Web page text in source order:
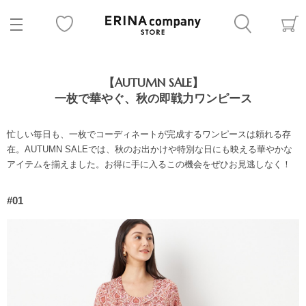
【AUTUMN SALE】
一枚で華やぐ、秋の即戦力ワンピース
忙しい毎日も、一枚でコーディネートが完成するワンピースは頼れる存
在。AUTUMN SALEでは、秋のお出かけや特別な日にも映える華やかな
アイテムを揃えました。お得に手に入るこの機会をぜひお見逃しなく！
#01